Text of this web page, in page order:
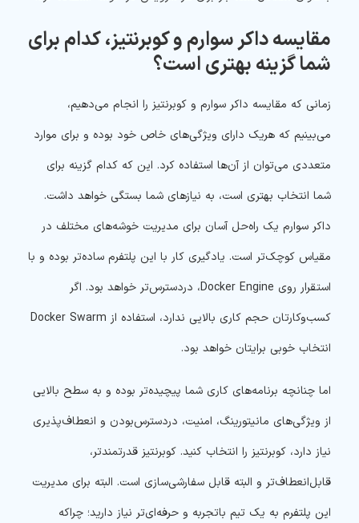
مقایسه داکر سوارم و کوبرنتیز، کدام برای
شما گزینه بهتری است؟
زمانی که مقایسه داکر سوارم و کوبرنتیز را انجام می‌دهیم،
می‌بینیم که هریک دارای ویژگی‌های خاص خود بوده و برای موارد
متعددی می‌توان از آن‌ها استفاده کرد. این که کدام گزینه برای
شما انتخاب بهتری است، به نیازهای شما بستگی خواهد داشت.
داکر سوارم یک راه‌حل آسان برای مدیریت خوشه‌های مختلف در
مقیاس کوچک‌تر است. یادگیری کار با این پلتفرم ساده‌تر بوده و با
استقرار روی Docker Engine، دردسترس‌تر خواهد بود. اگر
کسب‌وکارتان حجم کاری بالایی ندارد، استفاده از Docker Swarm
انتخاب خوبی برایتان خواهد بود.
اما چنانچه برنامه‌های کاری شما پیچیده‌تر بوده و به سطح بالایی
از ویژگی‌های مانیتورینگ، امنیت، دردسترس‌بودن و انعطاف‌پذیری
نیاز دارد، کوبرنتیز را انتخاب کنید. کوبرنتیز قدرتمندتر،
قابل‌انعطاف‌تر و البته قابل سفارشی‌سازی است. البته برای مدیریت
این پلتفرم به یک تیم باتجربه و حرفه‌ای‌تر نیاز دارید؛ چراکه